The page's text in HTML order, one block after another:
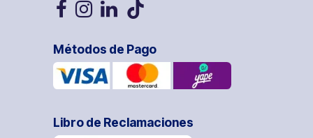
Métodos de Pago
Libro de Reclamaciones